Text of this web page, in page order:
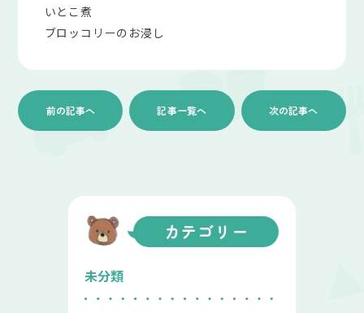
いとこ煮
ブロッコリーのお浸し
前の記事へ 記事一覧へ 次の記事へ
カテゴリー
未分類